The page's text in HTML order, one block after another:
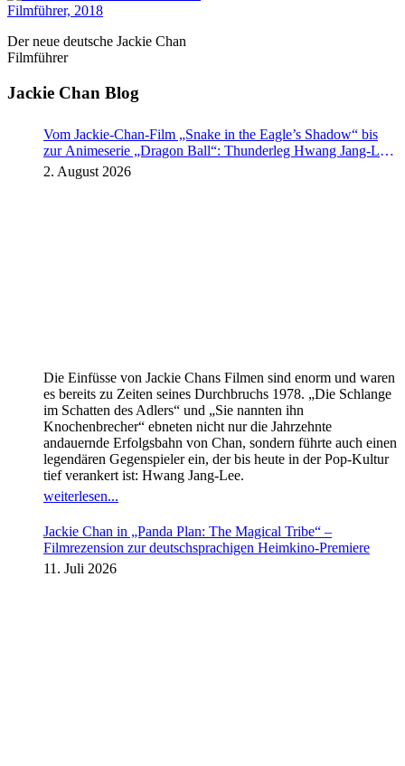
Der neue deutsche Jackie Chan
Filmführer
Jackie Chan Blog
Vom Jackie-Chan-Film „Snake in the Eagle’s Shadow“ bis
zur Animeserie „Dragon Ball“: Thunderleg Hwang Jang-Lee
tritt globale Rechteoffensive los
2. August 2026
Die Einfüsse von Jackie Chans Filmen sind enorm und waren
es bereits zu Zeiten seines Durchbruchs 1978. „Die Schlange
im Schatten des Adlers“ und „Sie nannten ihn
Knochenbrecher“ ebneten nicht nur die Jahrzehnte
andauernde Erfolgsbahn von Chan, sondern führte auch einen
legendären Gegenspieler ein, der bis heute in der Pop-Kultur
tief verankert ist: Hwang Jang-Lee.
weiterlesen...
Jackie Chan in „Panda Plan: The Magical Tribe“ –
Filmrezension zur deutschsprachigen Heimkino-Premiere
11. Juli 2026